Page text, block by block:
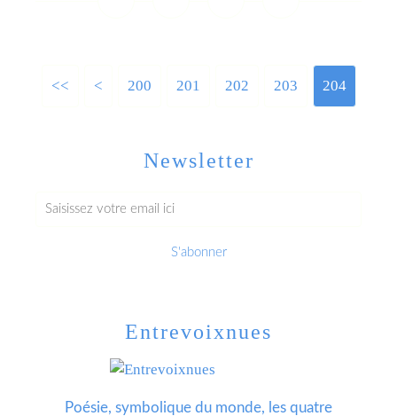
<< < 200 201 202 203 204
Newsletter
Entrevoixnues
Poésie, symbolique du monde, les quatre